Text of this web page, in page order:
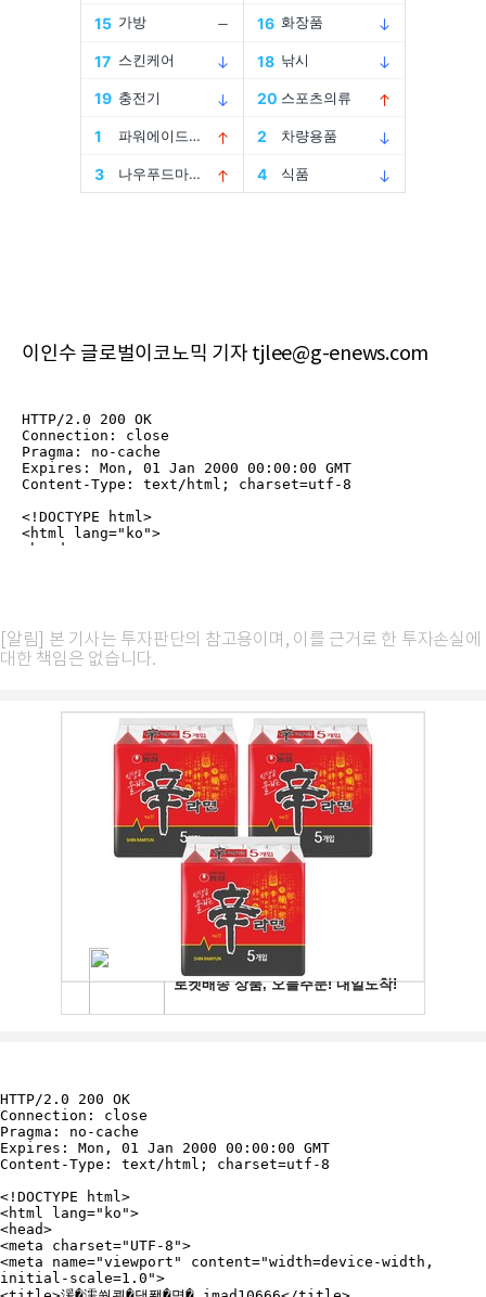
이인수 글로벌이코노믹 기자 tjlee@g-enews.com
[알림] 본 기사는 투자판단의 참고용이며, 이를 근거로 한 투자손실에
대한 책임은 없습니다.